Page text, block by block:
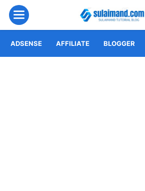
Menu
ADSENSE AFFILIATE BLOGGER